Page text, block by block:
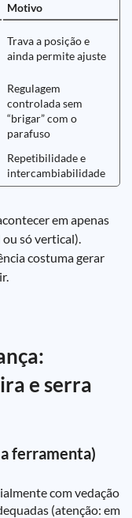
Motivo
Trava a posição e
ainda permite ajuste
Regulagem
controlada sem
“brigar” com o
parafuso
Repetibilidade e
intercambiabilidade
em apenas
só vertical).
costuma gerar
e serra
ferramenta)
com vedação
(atenção: em